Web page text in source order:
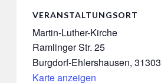
VERANSTALTUNGSORT
Martin-Luther-Kirche
Ramlinger Str. 25
Burgdorf-Ehlershausen, 31303
Karte anzeigen